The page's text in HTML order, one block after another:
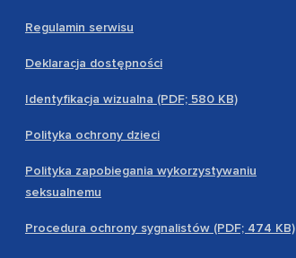
Regulamin serwisu
Deklaracja dostępności
Identyfikacja wizualna (PDF; 580 KB)
Polityka ochrony dzieci
Polityka zapobiegania wykorzystywaniu
seksualnemu
Procedura ochrony sygnalistów (PDF; 474 KB)